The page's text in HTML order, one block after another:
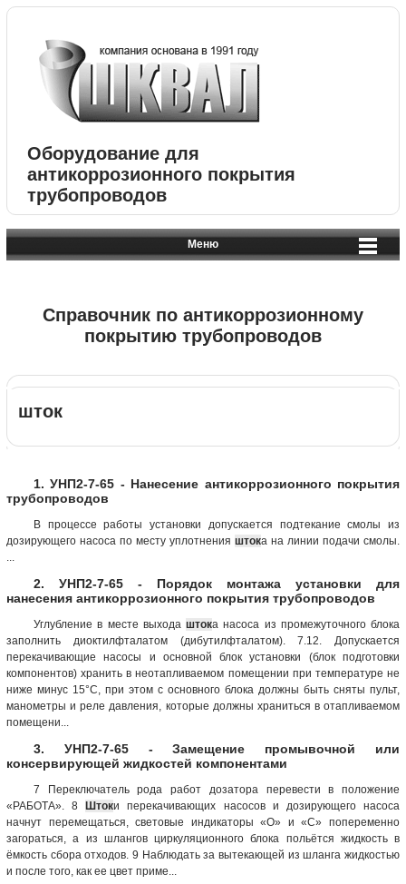
Оборудование для
антикоррозионного покрытия
трубопроводов
Меню
Справочник по антикоррозионному
покрытию трубопроводов
шток
1. УНП2-7-65 - Нанесение антикоррозионного покрытия
трубопроводов
В процессе работы установки допускается подтекание смолы из
дозирующего насоса по месту уплотнения штока на линии подачи смолы.
2. УНП2-7-65 - Порядок монтажа установки для
нанесения антикоррозионного покрытия трубопроводов
Углубление в месте выхода штока насоса из промежуточного блока
заполнить диоктилфталатом (дибутилфталатом). 7.12. Допускается
перекачивающие насосы и основной блок установки (блок подготовки
компонентов) хранить в неотапливаемом помещении при температуре не
ниже минус 15°С, при этом с основного блока должны быть сняты пульт,
манометры и реле давления, которые должны храниться в отапливаемом
помещени...
3. УНП2-7-65 - Замещение промывочной или
консервирующей жидкостей компонентами
7 Переключатель рода работ дозатора перевести в положение
«РАБОТА». 8Штоки перекачивающих насосов и дозирующего насоса
начнут перемещаться, световые индикаторы «О» и «С» попеременно
загораться, а из шлангов циркуляционного блока польётся жидкость в
ёмкость сбора отходов. 9 Наблюдать за вытекающей из шланга жидкостью
и после того, как ее цвет приме...